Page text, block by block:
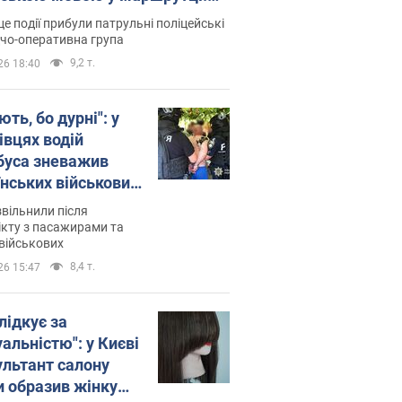
склала адмінпротокол.
події прибули патрульні поліцейські
оперативна група
18:40 9,2 т.
бо дурні": у
водій
зневажив
військових
Відео
після
з пасажирами та
15:47 8,4 т.
за
у Києві
салону
образив жінку